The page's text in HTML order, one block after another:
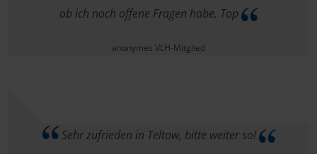
ob ich noch offene Fragen habe. Top
anonymes VLH-Mitglied
Sehr zufrieden in Teltow, bitte weiter so!